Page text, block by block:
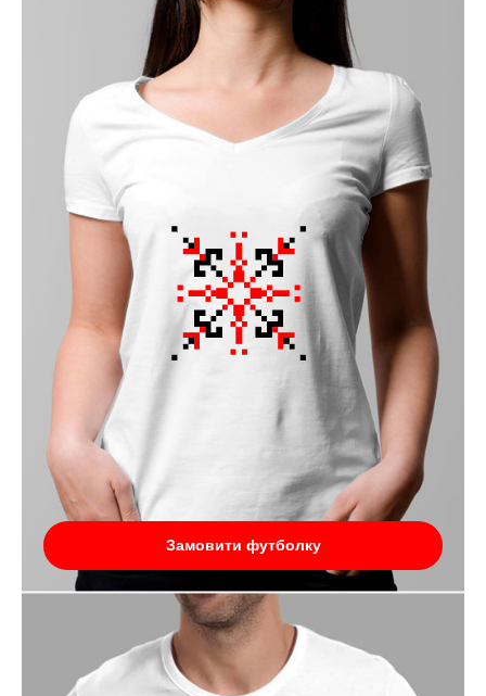
Замовити футболку